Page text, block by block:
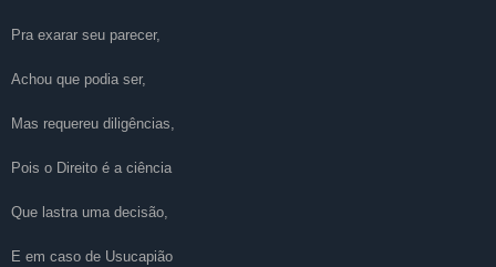
Pra exarar seu parecer,
Achou que podia ser,
Mas requereu diligências,
Pois o Direito é a ciência
Que lastra uma decisão,
E em caso de Usucapião